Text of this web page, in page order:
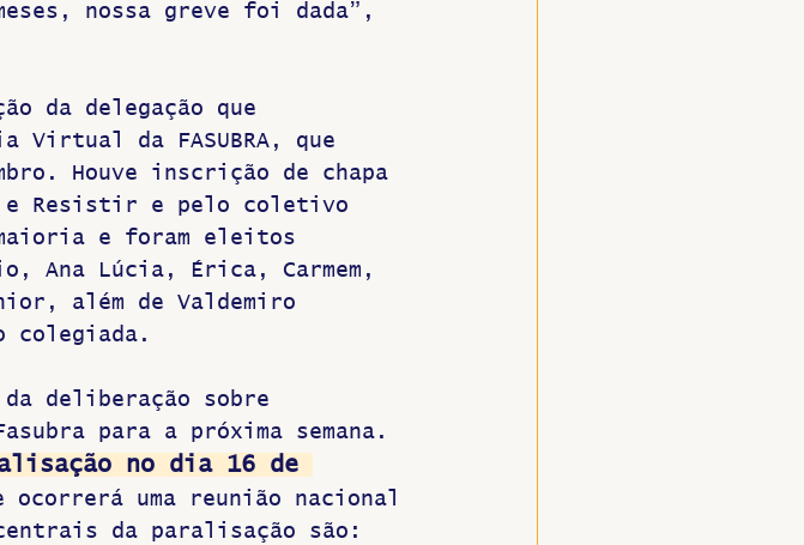
nossa greve foi dada”,
da delegação que
Virtual da FASUBRA, que
Houve inscrição de chapa
e Resistir e pelo coletivo
e foram eleitos
Ana Lúcia, Érica, Carmem,
além de Valdemiro
colegiada.
deliberação sobre
para a próxima semana.
no dia 16 de
ocorrerá uma reunião nacional
centrais da paralisação são: